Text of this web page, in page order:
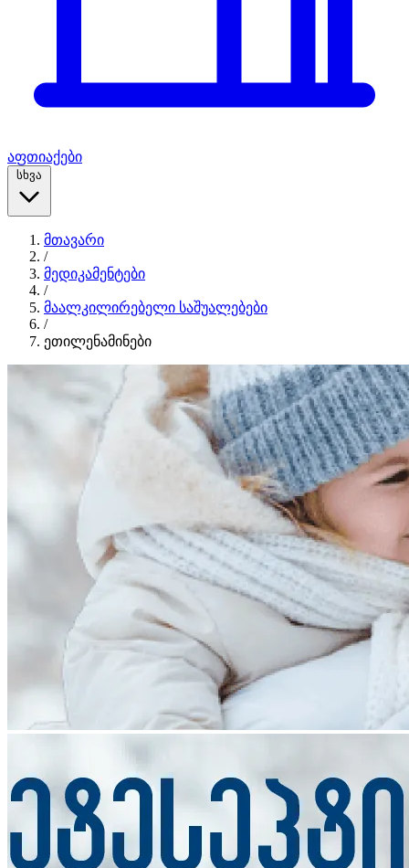
აფთიაქები
სხვა
მთავარი
/
მედიკამენტები
/
მაალკილირებელი საშუალებები
/
ეთილენამინები